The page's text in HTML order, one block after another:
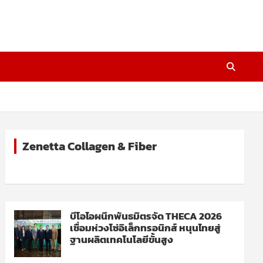
Zenetta Collagen & Fiber
บีโอไอผนึกพันธมิตรจัด THECA 2026
เชื่อมห่วงโซ่อิเล็กทรอนิกส์ หนุนไทยสู่
ฐานผลิตเทคโนโลยีขั้นสูง